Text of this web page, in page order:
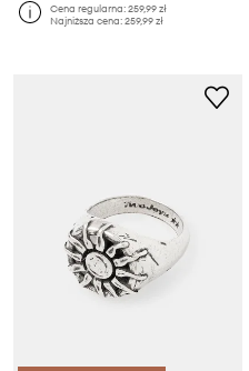
Cena regularna:259,99 zł
Najniższa cena:259,99 zł